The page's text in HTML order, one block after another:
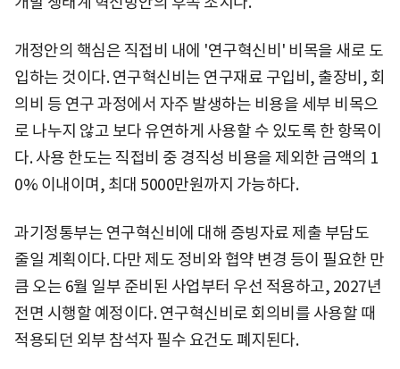
개정안의 핵심은 직접비 내에 '연구혁신비' 비목을 새로 도
입하는 것이다. 연구혁신비는 연구재료 구입비, 출장비, 회
의비 등 연구 과정에서 자주 발생하는 비용을 세부 비목으
로 나누지 않고 보다 유연하게 사용할 수 있도록 한 항목이
다. 사용 한도는 직접비 중 경직성 비용을 제외한 금액의 1
0% 이내이며, 최대 5000만원까지 가능하다.
과기정통부는 연구혁신비에 대해 증빙자료 제출 부담도
줄일 계획이다. 다만 제도 정비와 협약 변경 등이 필요한 만
큼 오는 6월 일부 준비된 사업부터 우선 적용하고, 2027년
전면 시행할 예정이다. 연구혁신비로 회의비를 사용할 때
적용되던 외부 참석자 필수 요건도 폐지된다.